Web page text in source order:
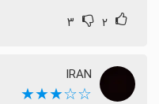
۲ ۳
IRAN
☆☆★★★